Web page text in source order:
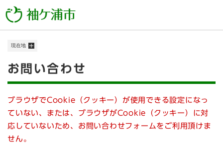
ー
メニューを飛ばして本文へ
現在地
本
お問い合わせ
ブラウザでCookie（クッキー）が使用できる設定になっ
ていない、または、ブラウザがCookie（クッキー）に対
応していないため、お問い合わせフォームをご利用頂けま
せん。